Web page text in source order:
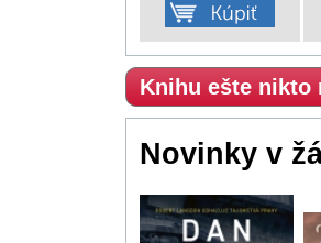
Knihu ešte nikto
Novinky v